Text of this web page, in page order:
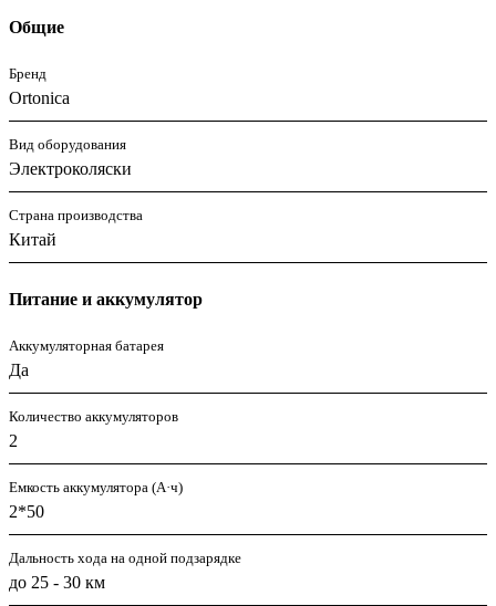
Общие
Бренд
Ortonica
Вид оборудования
Электроколяски
Страна производства
Китай
Питание и аккумулятор
Аккумуляторная батарея
Да
Количество аккумуляторов
2
Емкость аккумулятора (А·ч)
2*50
Дальность хода на одной подзарядке
до 25 - 30 км